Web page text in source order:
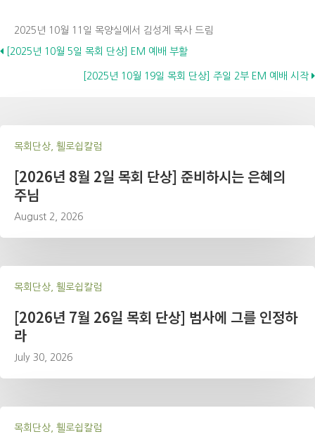
2025년 10월 11일 목양실에서 김성계 목사 드림
Posts
navigation
[2025년 10월 5일 목회 단상] EM 예배 부활
[2025년 10월 19일 목회 단상] 주일 2부 EM 예배 시작
목회단상, 휄로쉽칼럼
[2026년 8월 2일 목회 단상] 준비하시는 은혜의
주님
August 2, 2026
목회단상, 휄로쉽칼럼
[2026년 7월 26일 목회 단상] 범사에 그를 인정하
라
July 30, 2026
목회단상, 휄로쉽칼럼